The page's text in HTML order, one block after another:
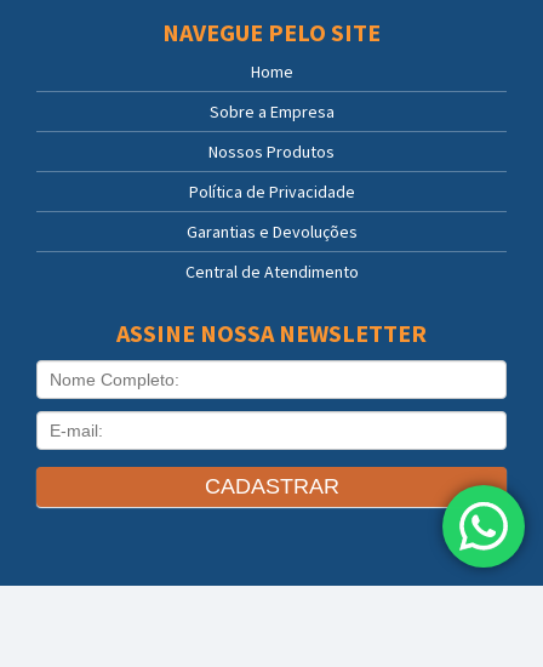
NAVEGUE PELO SITE
Home
Sobre a Empresa
Nossos Produtos
Política de Privacidade
Garantias e Devoluções
Central de Atendimento
ASSINE NOSSA NEWSLETTER